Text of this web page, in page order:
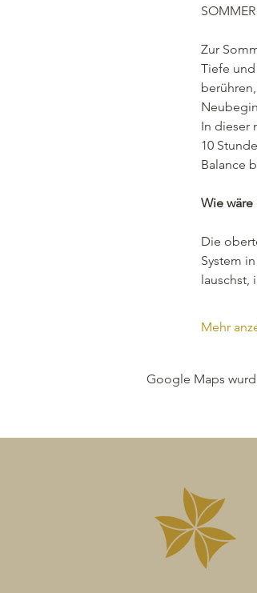
Zur
Tiefe
In dieser
10
Balance
Wie
Die
System
lauschst,
Mehr
Google Maps